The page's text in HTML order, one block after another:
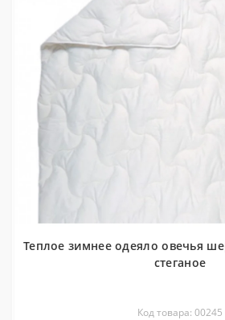
Теплое зимнее одеяло овечья
стеганое
Код товара: 00245